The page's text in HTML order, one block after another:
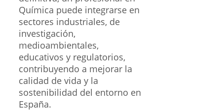
Química puede integrarse en
sectores industriales, de
investigación,
medioambientales,
educativos y regulatorios,
contribuyendo a mejorar la
calidad de vida y la
sostenibilidad del entorno en
España.